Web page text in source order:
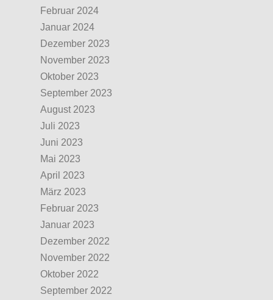
Februar 2024
Januar 2024
Dezember 2023
November 2023
Oktober 2023
September 2023
August 2023
Juli 2023
Juni 2023
Mai 2023
April 2023
März 2023
Februar 2023
Januar 2023
Dezember 2022
November 2022
Oktober 2022
September 2022